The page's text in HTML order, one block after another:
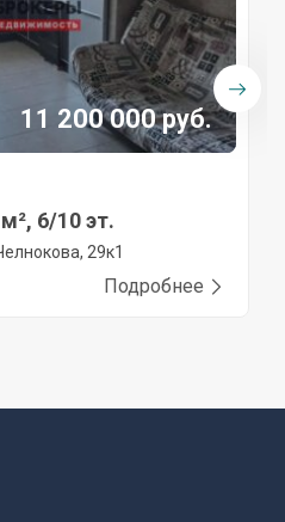
11 200 000 руб.
6/10 эт.
29к1
Подробнее